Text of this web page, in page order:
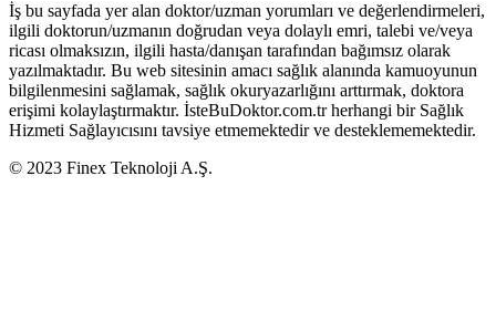
İş bu sayfada yer alan doktor/uzman yorumları ve değerlendirmeleri,
ilgili doktorun/uzmanın doğrudan veya dolaylı emri, talebi ve/veya
ricası olmaksızın, ilgili hasta/danışan tarafından bağımsız olarak
yazılmaktadır. Bu web sitesinin amacı sağlık alanında kamuoyunun
bilgilenmesini sağlamak, sağlık okuryazarlığını arttırmak, doktora
erişimi kolaylaştırmaktır. İsteBuDoktor.com.tr herhangi bir Sağlık
Hizmeti Sağlayıcısını tavsiye etmemektedir ve desteklememektedir.
© 2023 Finex Teknoloji A.Ş.